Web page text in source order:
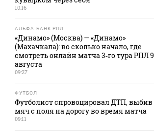
10:16
АЛЬФА-БАНК РПЛ
«Динамо» (Москва) — «Динамо»
(Махачкала): во сколько начало, где
смотреть онлайн матча 3‑го тура РПЛ 9
августа
09:27
ФУТБОЛ
Футболист спровоцировал ДТП, выбив
мяч с поля на дорогу во время матча
09:11